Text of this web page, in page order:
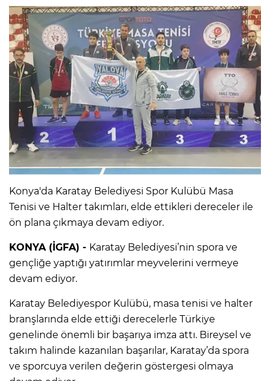
Konya'da Karatay Belediyesi Spor Kulübü Masa
Tenisi ve Halter takımları, elde ettikleri dereceler ile
ön plana çıkmaya devam ediyor.
KONYA (İGFA) - Karatay Belediyesi’nin spora ve
gençliğe yaptığı yatırımlar meyvelerini vermeye
devam ediyor.
Karatay Belediyespor Kulübü, masa tenisi ve halter
branşlarında elde ettiği derecelerle Türkiye
genelinde önemli bir başarıya imza attı. Bireysel ve
takım halinde kazanılan başarılar, Karatay’da spora
ve sporcuya verilen değerin göstergesi olmaya